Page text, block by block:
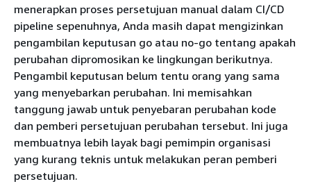
menerapkan proses persetujuan manual dalam CI/CD
pipeline sepenuhnya, Anda masih dapat mengizinkan
pengambilan keputusan go atau no-go tentang apakah
perubahan dipromosikan ke lingkungan berikutnya.
Pengambil keputusan belum tentu orang yang sama
yang menyebarkan perubahan. Ini memisahkan
tanggung jawab untuk penyebaran perubahan kode
dan pemberi persetujuan perubahan tersebut. Ini juga
membuatnya lebih layak bagi pemimpin organisasi
yang kurang teknis untuk melakukan peran pemberi
persetujuan.